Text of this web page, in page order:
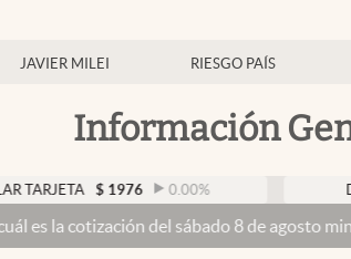
JAVIER MILEI RIESGO PAÍS
Información
$ 1976 0.00% DÓLAR
del sábado 8 de agosto minuto a minuto